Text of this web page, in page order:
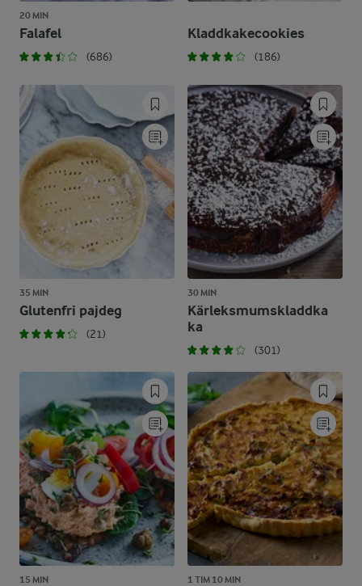
20 MIN
Falafel
(686)
Kladdkakecookies
(186)
35 MIN
Glutenfri pajdeg
(21)
30 MIN
Kärleksmumskladdka
ka
(301)
15 MIN 1 TIM 10 MIN